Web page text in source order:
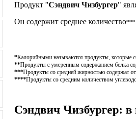
Продукт "Сэндвич Чизбургер"
Он содержит среднее количество***
*Калорийными называются продукты, которые
**Продукты с умеренным содержанием белка
***Продукты со средней жирностью содержат
****Продукты со средним количеством
Сэндвич Чизбургер: в